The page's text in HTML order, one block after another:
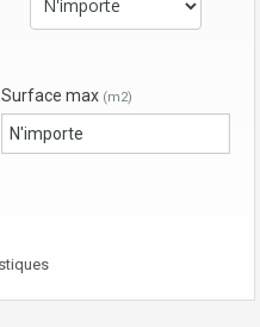
Surface max (m2)